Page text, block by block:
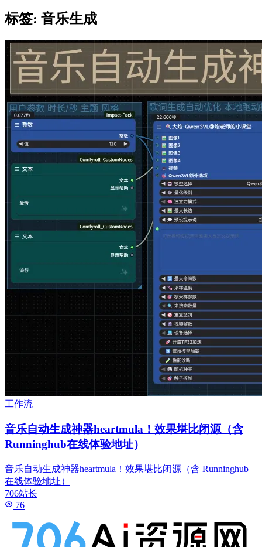
标签: 音乐生成
工作流
音乐自动生成神器heartmula！效果堪比闭源（含
Runninghub在线体验地址）
音乐自动生成神器heartmula！效果堪比闭源（含 Runninghub
在线体验地址）
706站长
76